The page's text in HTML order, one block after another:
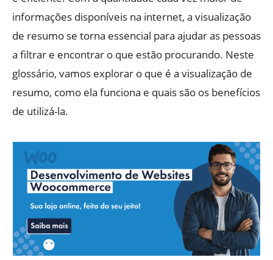
informações disponíveis na internet, a visualização
de resumo se torna essencial para ajudar as pessoas
a filtrar e encontrar o que estão procurando. Neste
glossário, vamos explorar o que é a visualização de
resumo, como ela funciona e quais são os benefícios
de utilizá-la.